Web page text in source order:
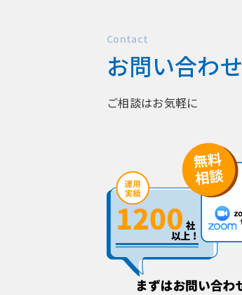
Contact
お問い合わせ
ご相談はお気軽に